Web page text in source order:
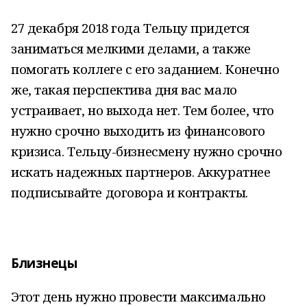
27 декабря 2018 года Тельцу придется
заниматься мелкими делами, а также
помогать коллеге с его заданием. Конечно
же, такая перспектива дня вас мало
устраивает, но выхода нет. Тем более, что
нужно срочно выходить из финансового
кризиса. Тельцу-бизнесмену нужно срочно
искать надежных партнеров. Аккуратнее
подписывайте договора и контракты.
Близнецы
Этот день нужно провести максимально